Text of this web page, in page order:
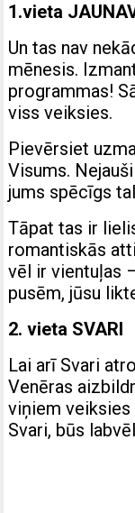
1.vieta
Un tas nav
mēnesis.
programmas!
viss veiksies.
Pievērsiet
Visums.
jums spēcīgs
Tāpat tas ir
romantiskās
vēl ir vientuļas
pusēm, jūsu
2. vieta SVARI
Lai arī Svari
Venēras
viņiem
Svari, būs